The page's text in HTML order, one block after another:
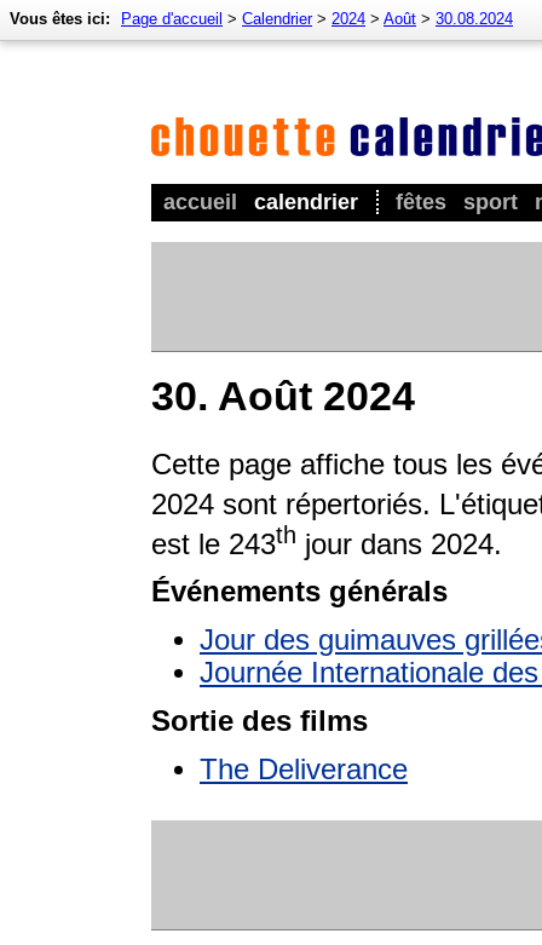
accueil calendrier fêtes sport
Vous êtes ici: Page d'accueil > Calendrier> 2024 > Août > 30.08.2024
30. Août 2024
Cette page affiche tous les
2024 sont répertoriés.
est le 243th jour dans 2024.
Événements générals
Jour des guimauves
Journée Internationale
Sortie des films
The Deliverance